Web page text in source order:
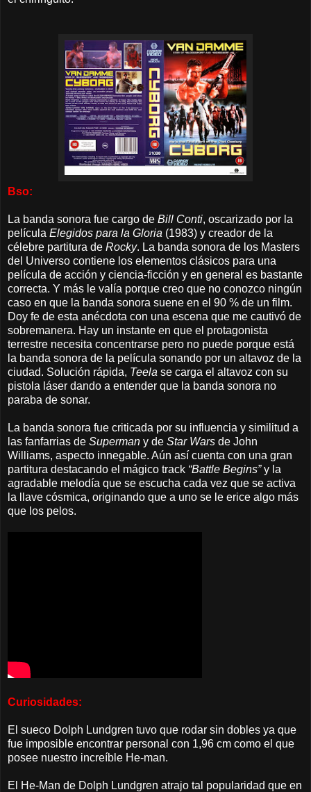
Bso:
La banda sonora fue cargo de Bill Conti, oscarizado por la
película Elegidos para la Gloria (1983) y creador de la
célebre partitura de Rocky. La banda sonora de los Masters
del Universo contiene los elementos clásicos para una
película de acción y ciencia-ficción y en general es bastante
correcta. Y más le valía porque creo que no conozco ningún
caso en que la banda sonora suene en el 90 % de un film.
Doy fe de esta anécdota con una escena que me cautivó de
sobremanera. Hay un instante en que el protagonista
terrestre necesita concentrarse pero no puede porque está
la banda sonora de la película sonando por un altavoz de la
ciudad. Solución rápida, Teela se carga el altavoz con su
pistola láser dando a entender que la banda sonora no
paraba de sonar.
La banda sonora fue criticada por su influencia y similitud a
las fanfarrias de Superman y de Star Wars de John
Williams, aspecto innegable. Aún así cuenta con una gran
partitura destacando el mágico track “Battle Begins”y la
agradable melodía que se escucha cada vez que se activa
la llave cósmica, originando que a uno se le erice algo más
que los pelos.
Curiosidades:
El sueco Dolph Lundgren tuvo que rodar sin dobles ya que
fue imposible encontrar personal con 1,96 cm como el que
posee nuestro increíble He-man.
El He-Man de Dolph Lundgren atrajo tal popularidad que en